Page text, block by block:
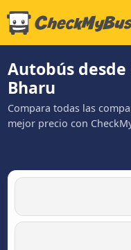
Autobús desde
Bharu
Compara todas las
mejor precio con